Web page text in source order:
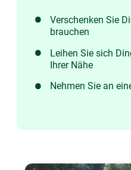
Verschenken Sie
brauchen
Leihen Sie sich
Ihrer Nähe
Nehmen Sie an